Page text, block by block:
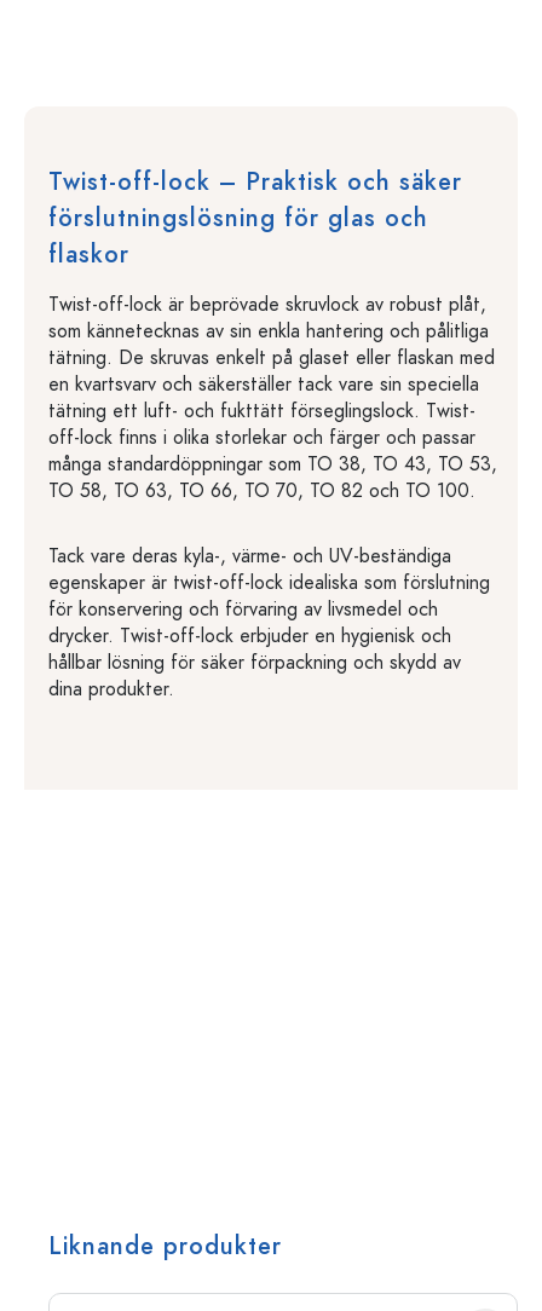
Twist-off-lock – Praktisk och säker
förslutningslösning för glas och
flaskor
Twist-off-lock är beprövade skruvlock av robust plåt,
som kännetecknas av sin enkla hantering och pålitliga
tätning. De skruvas enkelt på glaset eller flaskan med
en kvartsvarv och säkerställer tack vare sin speciella
tätning ett luft- och fukttätt förseglingslock. Twist-
off-lock finns i olika storlekar och färger och passar
många standardöppningar som TO 38, TO 43, TO 53,
TO 58, TO 63, TO 66, TO 70, TO 82 och TO 100.
Tack vare deras kyla-, värme- och UV-beständiga
egenskaper är twist-off-lock idealiska som förslutning
för konservering och förvaring av livsmedel och
drycker. Twist-off-lock erbjuder en hygienisk och
hållbar lösning för säker förpackning och skydd av
dina produkter.
Liknande produkter